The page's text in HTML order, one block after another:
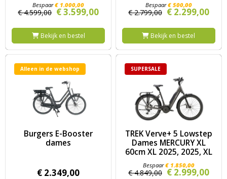
€ 1.000,00
€4.599,00 €3.599,00
Bekijk en bestel
€ 500,00
€2.799,00 € 2.299,00
Bekijk en bestel
Alleen in de webshop
Burgers E-Booster
dames
€ 2.349,00
SUPERSALE
TREK Verve+ 5 Lowstep
Dames MERCURY XL
60cm XL 2025, 2025, XL
€ 1.850,00
€4.849,00 € 2.999,00